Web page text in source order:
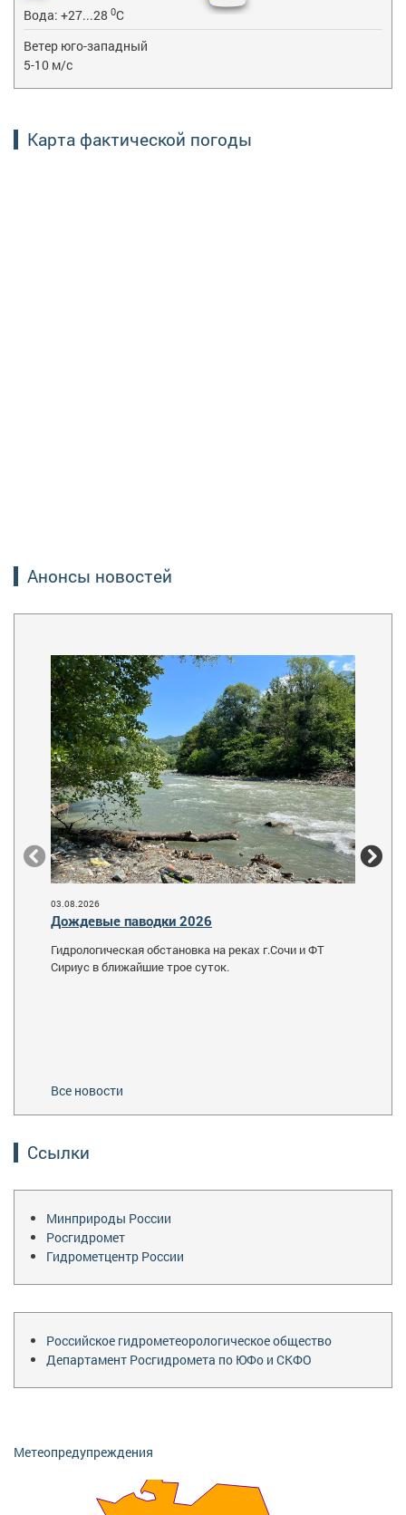
Вода: +27...28 0C
Ветер юго-западный
5-10 м/с
Карта фактической погоды
Анонсы новостей
03.08.2026
Дождевые паводки 2026
Гидрологическая обстановка на реках г.Сочи и ФТ
Сириус в ближайшие трое суток.
Все новости
Ссылки
Минприроды России
Росгидромет
Гидрометцентр России
Российское гидрометеорологическое общество
Департамент Росгидромета по ЮФо и СКФО
Метеопредупреждения